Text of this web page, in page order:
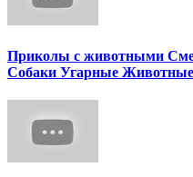
Приколы с животными
Собаки Угарные